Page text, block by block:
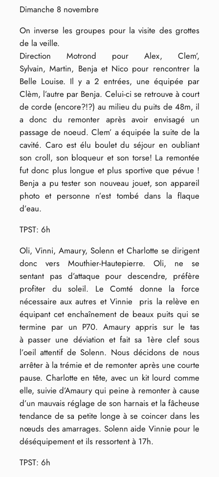
Dimanche 8 novembre
On inverse les groupes pour la visite des grottes
de la veille.
Direction Motrond pour Alex, Clem’,
Sylvain, Martin, Benja et Nico pour rencontrer la
Belle Louise. Il y a 2 entrées, une équipée par
Clèm, l’autre par Benja. Celui-ci se retrouve à court
de corde (encore?!?) au milieu du puits de 48m, il
a donc du remonter après avoir envisagé un
passage de noeud. Clem’ a équipée la suite de la
cavité. Caro est élu boulet du séjour en oubliant
son croll, son bloqueur et son torse! La remontée
fut donc plus longue et plus sportive que pévue !
Benja a pu tester son nouveau jouet, son appareil
photo et personne n’est tombé dans la flaque
d’eau.
TPST: 6h
Oli, Vinni, Amaury, Solenn et Charlotte se dirigent
donc vers Mouthier-Hautepierre. Oli, ne se
sentant pas d’attaque pour descendre, préfère
profiter du soleil. Le Comté donne la force
nécessaire aux autres et Vinnie pris la relève en
équipant cet enchaînement de beaux puits qui se
termine par un P70. Amaury appris sur le tas
à passer une déviation et fait sa 1ère clef sous
l’oeil attentif de Solenn. Nous décidons de nous
arrêter à la trémie et de remonter après une courte
pause. Charlotte en tête, avec un kit lourd comme
elle, suivie d’Amaury qui peine à remonter à cause
d’un mauvais réglage de son harnais et la fâcheuse
tendance de sa petite longe à se coincer dans les
nœuds des amarrages. Solenn aide Vinnie pour le
déséquipement et ils ressortent à 17h.
TPST: 6h